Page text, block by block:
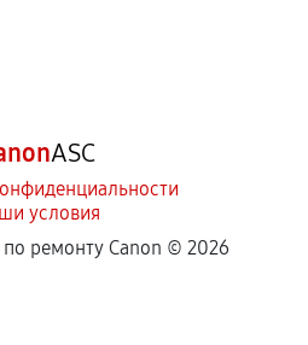
ASC
условия
ремонту Canon © 2026